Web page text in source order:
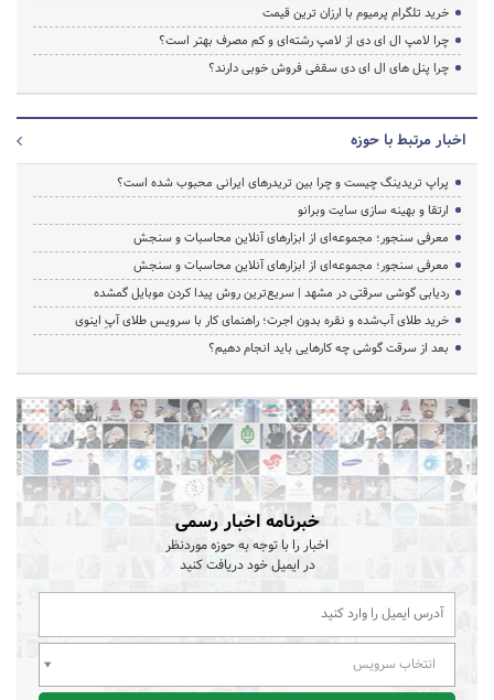
خرید تلگرام پرمیوم با ارزان ترین قیمت
چرا لامپ ال ای دی از لامپ رشته‌ای و کم مصرف بهتر است؟
چرا پنل های ال ای دی سقفی فروش خوبی دارند؟
اخبار مرتبط با حوزه
پراپ تریدینگ چیست و چرا بین تریدرهای ایرانی محبوب شده است؟
ارتقا و بهینه سازی سایت وبرانو
معرفی سنجور؛ مجموعه‌ای از ابزارهای آنلاین محاسبات و سنجش
معرفی سنجور؛ مجموعه‌ای از ابزارهای آنلاین محاسبات و سنجش
ردیابی گوشی سرقتی در مشهد | سریع‌ترین روش پیدا کردن موبایل گمشده
خرید طلای آب‌شده و نقره بدون اجرت؛ راهنمای کار با سرویس طلای آپِ اینوی
بعد از سرقت گوشی چه کارهایی باید انجام دهیم؟
خبرنامه اخبار رسمی
اخبار را با توجه به حوزه موردنظر
در ایمیل خود دریافت کنید
انتخاب سرویس